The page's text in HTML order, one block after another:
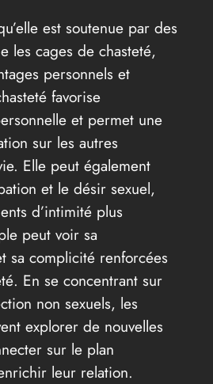
est soutenue par des
les cages de chasteté,
personnels et
favorise
et permet une
sur les autres
Elle peut également
et le désir sexuel,
d’intimité plus
peut voir sa
sa complicité renforcées
En se concentrant sur
non sexuels, les
explorer de nouvelles
sur le plan
leur relation.